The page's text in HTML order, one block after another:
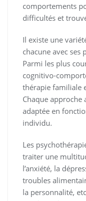
comportements
difficultés et
Il existe une
chacune avec ses
Parmi les plus
cognitivo-
thérapie familiale
Chaque approche
adaptée en
individu.
Les
traiter une
l’anxiété, la
troubles
la personnalité,